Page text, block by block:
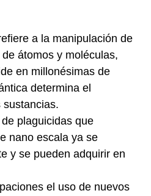
a la manipulación de
átomos y moléculas,
en millonésimas de
determina el
sustancias.
plaguicidas que
nano escala ya se
y se pueden adquirir en
el uso de nuevos